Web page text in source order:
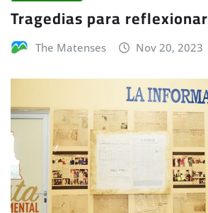
Tragedias para reflexionar
The Matenses Nov 20, 2023